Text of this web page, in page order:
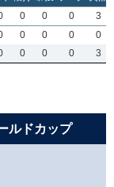
0 0 0
3
0 0 0
0
0 0 0 3
ルドカップ